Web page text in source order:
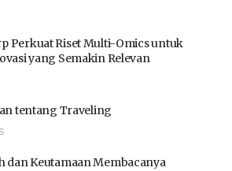
Perkuat Riset Multi-Omics untuk
yang Semakin Relevan
tentang Traveling
dan Keutamaan Membacanya